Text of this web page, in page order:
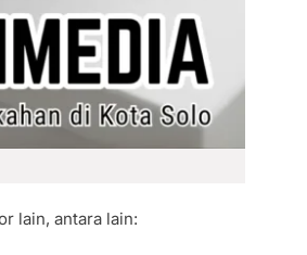
lain, antara lain: